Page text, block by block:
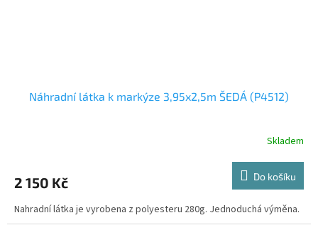
Náhradní látka k markýze 3,95x2,5m ŠEDÁ (P4512)
Skladem
2 150 Kč Do košíku
Nahradní látka je vyrobena z polyesteru 280g. Jednoduchá výměna.